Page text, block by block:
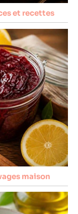
et recettes
maison